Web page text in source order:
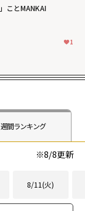
ことMANKAI
1
週間ランキング
※8/8更新
8/11(火)